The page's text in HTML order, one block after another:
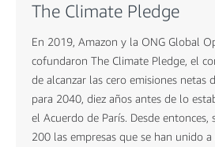
The Climate Pledge
En 2019, Amazon y la ONG Global
cofundaron The Climate Pledge, el
de alcanzar las cero emisiones netas
para 2040, diez años antes de lo
el Acuerdo de París. Desde entonces,
200 las empresas que se han unido a